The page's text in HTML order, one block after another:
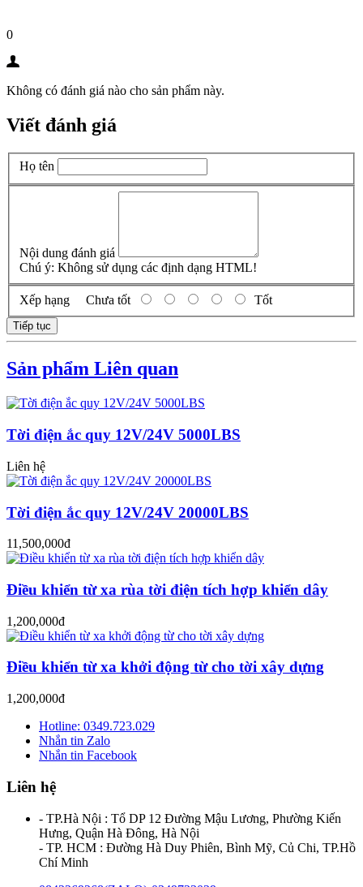
0
Không có đánh giá nào cho sản phẩm này.
Viết đánh giá
Họ tên
Nội dung đánh giá
Chú ý: Không sử dụng các định dạng HTML!
Xếp hạng Chưa tốt Tốt
Tiếp tục
Sản phẩm Liên quan
Tời điện ắc quy 12V/24V 5000LBS
Liên hệ
Tời điện ắc quy 12V/24V 20000LBS
11,500,000đ
Điều khiển từ xa rùa tời điện tích hợp khiển dây
1,200,000đ
Điều khiển từ xa khởi động từ cho tời xây dựng
1,200,000đ
Hotline: 0349.723.029
Nhắn tin Zalo
Nhắn tin Facebook
Liên hệ
- TP.Hà Nội : Tổ DP 12 Đường Mậu Lương, Phường Kiến
Hưng, Quận Hà Đông, Hà Nội
- TP. HCM : Đường Hà Duy Phiên, Bình Mỹ, Củ Chi, TP.Hồ
Chí Minh